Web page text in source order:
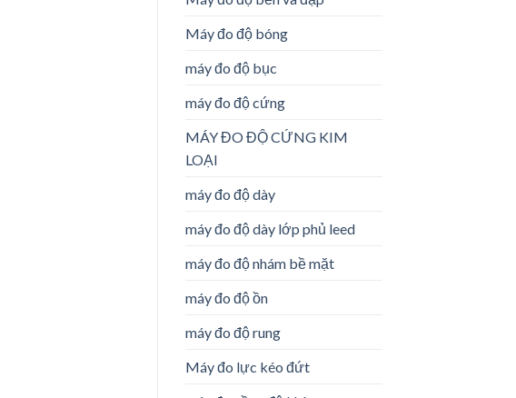
Máy đo độ bóng
máy đo độ bục
máy đo độ cứng
MÁY ĐO ĐỘ CỨNG KIM
LOẠI
máy đo độ dày
máy đo độ dày lớp phủ leed
máy đo độ nhám bề mặt
máy đo độ ồn
máy đo độ rung
Máy đo lực kéo đứt